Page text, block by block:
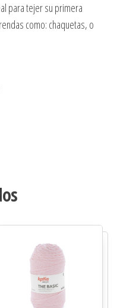
para tejer su primera
como: chaquetas, o